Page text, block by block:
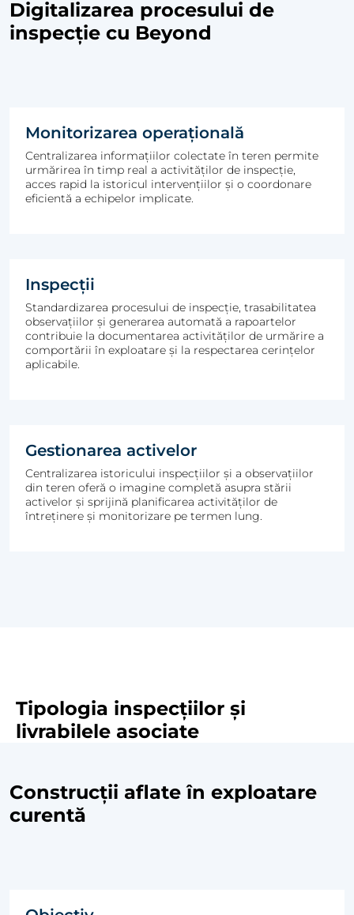
Digitalizarea procesului de
inspecție cu Beyond
Monitorizarea operațională
Centralizarea informațiilor colectate în teren permite
urmărirea în timp real a activităților de inspecție,
acces rapid la istoricul intervențiilor și o coordonare
eficientă a echipelor implicate.
Inspecții
Standardizarea procesului de inspecție, trasabilitatea
observațiilor și generarea automată a rapoartelor
contribuie la documentarea activităților de urmărire a
comportării în exploatare și la respectarea cerințelor
aplicabile.
Gestionarea activelor
Centralizarea istoricului inspecțiilor și a observațiilor
din teren oferă o imagine completă asupra stării
activelor și sprijină planificarea activităților de
întreținere și monitorizare pe termen lung.
Tipologia inspecțiilor și
livrabilele asociate
Construcții aflate în exploatare
curentă